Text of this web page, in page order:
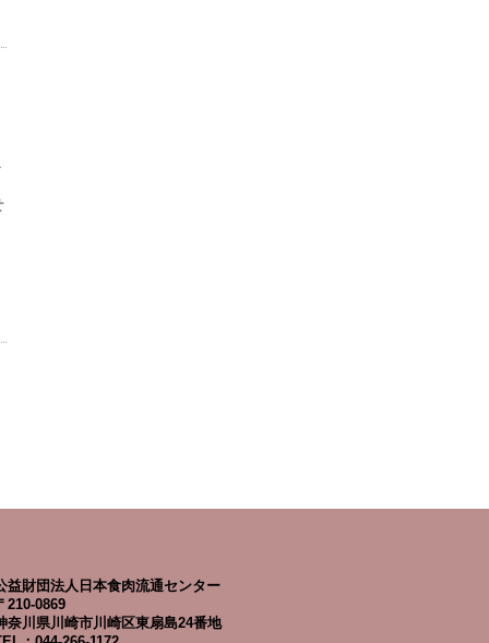
益財団法人日本食肉流通センター
210-0869
奈川県川崎市川崎区東扇島24番地